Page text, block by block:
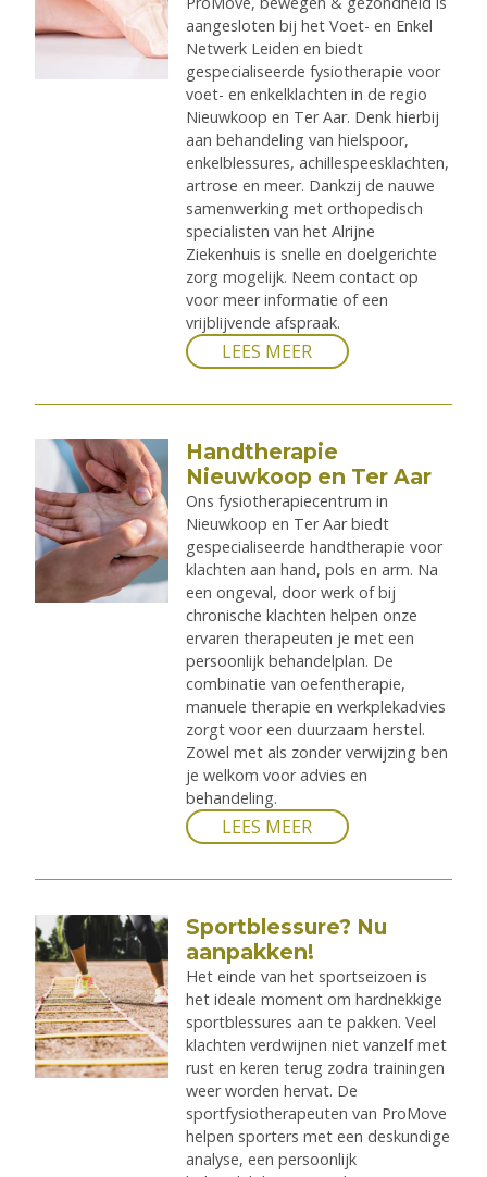
aangesloten bij het Voet- en Enkel
Netwerk Leiden en biedt
gespecialiseerde fysiotherapie voor
voet- en enkelklachten in de regio
Nieuwkoop en Ter Aar. Denk hierbij
aan behandeling van hielspoor,
enkelblessures, achillespeesklachten,
artrose en meer. Dankzij de nauwe
samenwerking met orthopedisch
specialisten van het Alrijne
Ziekenhuis is snelle en doelgerichte
zorg mogelijk. Neem contact op
voor meer informatie of een
vrijblijvende afspraak.
LEES MEER
Handtherapie
Nieuwkoop en Ter Aar
Ons fysiotherapiecentrum in
Nieuwkoop en Ter Aar biedt
gespecialiseerde handtherapie voor
klachten aan hand, pols en arm. Na
een ongeval, door werk of bij
chronische klachten helpen onze
ervaren therapeuten je met een
persoonlijk behandelplan. De
combinatie van oefentherapie,
manuele therapie en werkplekadvies
zorgt voor een duurzaam herstel.
Zowel met als zonder verwijzing ben
je welkom voor advies en
behandeling.
LEES MEER
Sportblessure? Nu
aanpakken!
Het einde van het sportseizoen is
het ideale moment om hardnekkige
sportblessures aan te pakken. Veel
klachten verdwijnen niet vanzelf met
rust en keren terug zodra trainingen
weer worden hervat. De
sportfysiotherapeuten van ProMove
helpen sporters met een deskundige
analyse, een persoonlijk